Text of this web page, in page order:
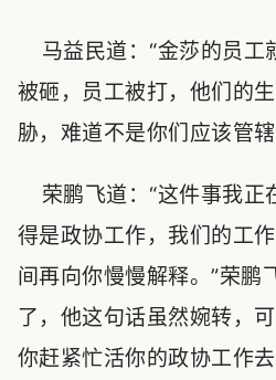
马益民道：“金莎的员工
被砸，员工被打，他们的
胁，难道不是你们应该管
荣鹏飞道：“这件事我正
得是政协工作，我们的工
间再向你慢慢解释。”荣鹏
了，他这句话虽然婉转，
你赶紧忙活你的政协工作